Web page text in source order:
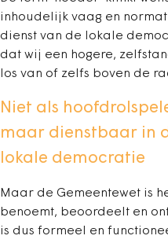
inhoudelijk vaag en
dienst van de lokale
dat wij een hogere,
los van of zelfs boven de
Niet als
maar dienstbaar in
lokale democratie
Maar de Gemeentewet is
benoemt, beoordeelt en
is dus formeel en